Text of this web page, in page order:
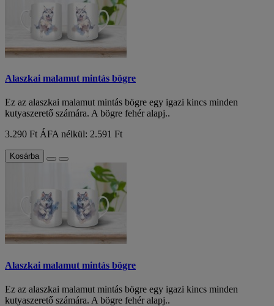
Alaszkai malamut mintás bögre
Ez az alaszkai malamut mintás bögre egy igazi kincs minden
kutyaszerető számára. A bögre fehér alapj..
3.290 Ft ÁFA nélkül: 2.591 Ft
Kosárba
Alaszkai malamut mintás bögre
Ez az alaszkai malamut mintás bögre egy igazi kincs minden
kutyaszerető számára. A bögre fehér alapj..